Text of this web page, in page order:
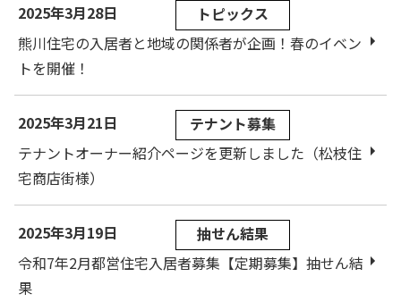
2025年3月28日
トピックス
熊川住宅の入居者と地域の関係者が企画！春のイベン
トを開催！
2025年3月21日
テナント募集
テナントオーナー紹介ページを更新しました（松枝住
宅商店街様）
2025年3月19日
抽せん結果
令和7年2月都営住宅入居者募集【定期募集】抽せん結
果